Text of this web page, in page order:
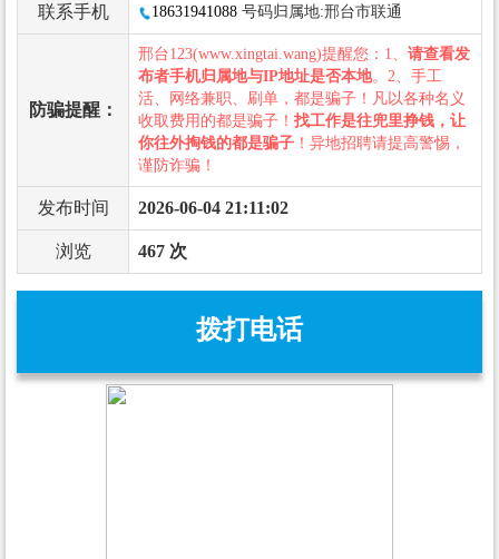
联系手机 18631941088 号码归属地:邢台市联通
防骗提醒：
邢台123(www.xingtai.wang)提醒您：1、 请查看发
布者手机归属地与IP地址是否本地。2、手工
活、网络兼职、刷单，都是骗子！凡以各种名义
收取费用的都是骗子！ 找工作是往兜里挣钱，让
你往外掏钱的都是骗子 ！异地招聘请提高警惕，
谨防诈骗！
发布时间 2026-06-04 21:11:02
浏览 467 次
拨打电话